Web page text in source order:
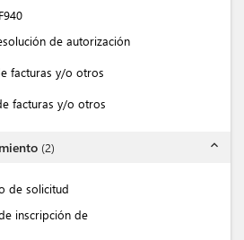
de autorización
facturas y/o otros
facturas y/o otros
(2) expand_less
de solicitud
inscripción de